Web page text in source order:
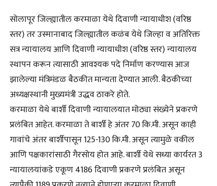
सोलापूर जिल्ह्यातील करमाळा येथे दिवाणी न्यायाधीश (वरिष्ठ
स्तर) तर उस्मानाबाद जिल्ह्यातील कळंब येथे जिल्हा व अतिरिक्त
सत्र न्यायालय आणि दिवाणी न्यायाधीश (वरिष्ठ स्तर) न्यायालय
स्थापन करून त्यासाठी आवश्यक पदे निर्माण करण्यास आज
झालेल्या मंत्रिमंडळ बैठकीत मान्यता देण्यात आली. बैठकीच्या
अध्यक्षस्थानी मुख्यमंत्री उद्धव ठाकरे होते.
करमाळा येथे बार्शी दिवाणी न्यायालयात मोठ्या संख्येने प्रकरणे
प्रलंबित आहेत. करमाळा ते बार्शी हे अंतर 70 कि.मी. असून काही
गावांचे अंतर बार्शीपासून 125-130 कि.मी. असून त्यामुळे वकील
आणि पक्षकारांसाठी गैरसोय होत आहे. बार्शी येथे सध्या कार्यरत 3
न्यायालयांकडे एकूण 4186 दिवाणी प्रकरणे प्रलंबित असून